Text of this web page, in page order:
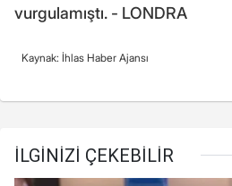
vurgulamıştı. - LONDRA
Kaynak: İhlas Haber Ajansı